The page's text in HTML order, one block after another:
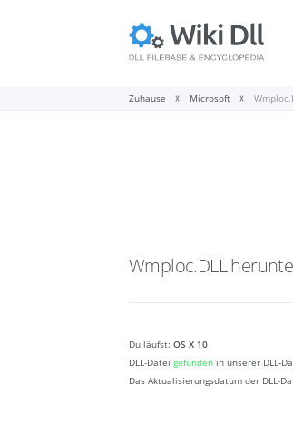
Zuhause Microsoft
Wmploc.DLL
Du läufst: OS X 10
DLL-Datei gefunden in unserer DLL-
Das Aktualisierungsdatum der DLL-